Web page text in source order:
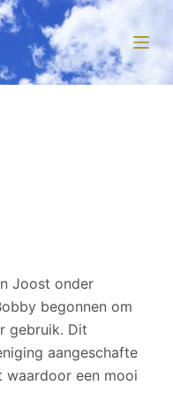
Joost onder
begonnen om
gebruik. Dit
aangeschafte
een mooi